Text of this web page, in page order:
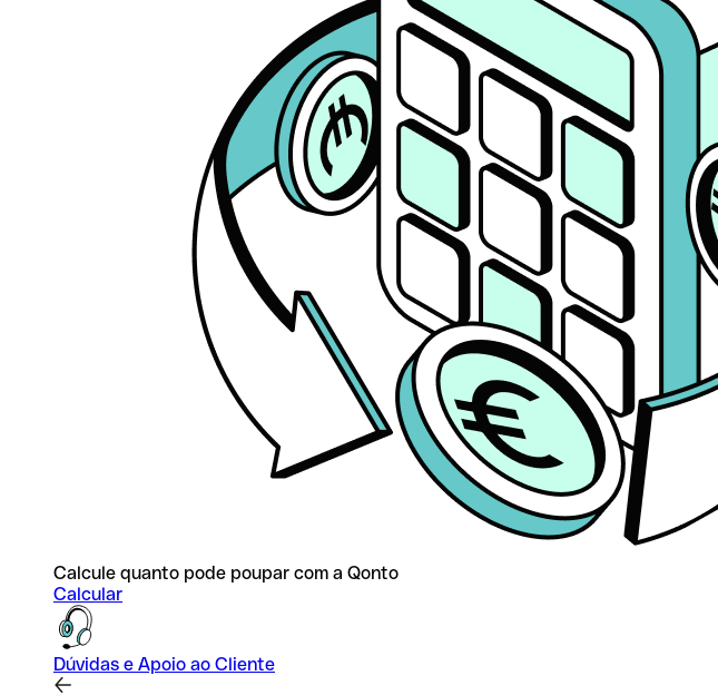
Calcule quanto pode poupar com a Qonto
Calcular
Dúvidas e Apoio ao Cliente